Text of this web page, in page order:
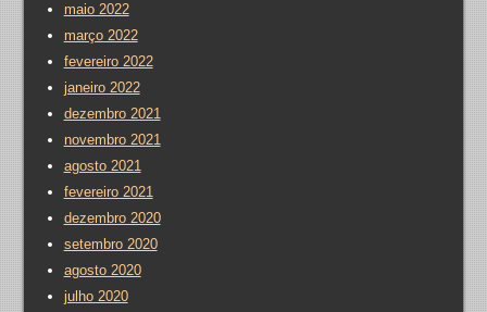
maio 2022
março 2022
fevereiro 2022
janeiro 2022
dezembro 2021
novembro 2021
agosto 2021
fevereiro 2021
dezembro 2020
setembro 2020
agosto 2020
julho 2020